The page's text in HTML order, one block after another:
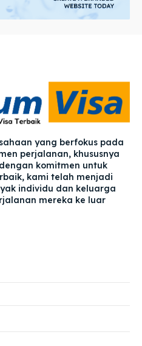
yang berfokus pada
perjalanan, khususnya
komitmen untuk
kami telah menjadi
individu dan keluarga
mereka ke luar